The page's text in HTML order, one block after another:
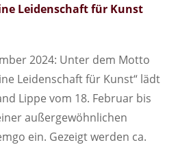
Leidenschaft für Kunst
2024: Unter dem Motto
Leidenschaft für Kunst“ lädt
Lippe vom 18. Februar bis
außergewöhnlichen
ein. Gezeigt werden ca.